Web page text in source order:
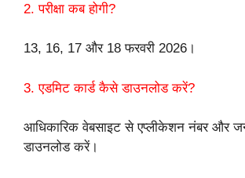
2. परीक्षा कब होगी?
13, 16, 17 और 18 फरवरी 2026।
3. एडमिट कार्ड कैसे डाउनलोड करें?
आधिकारिक वेबसाइट से एप्लीकेशन नंबर और
डाउनलोड करें।